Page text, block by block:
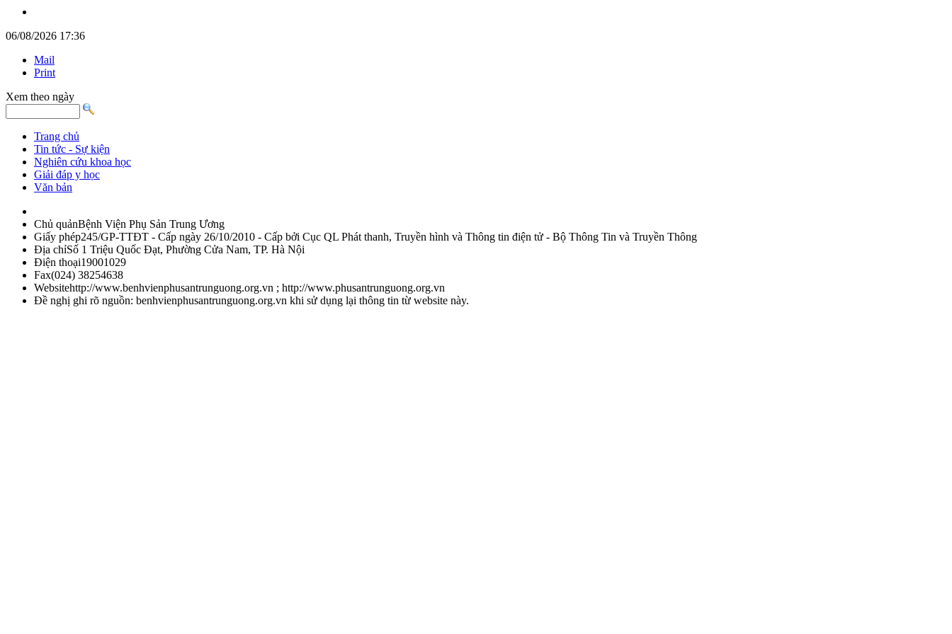
06/08/2026 17:36
Mail
Print
Xem theo ngày
Trang chủ
Tin tức - Sự kiện
Nghiên cứu khoa học
Giải đáp y học
Văn bản
Chủ quảnBệnh Viện Phụ Sản Trung Ương
Giấy phép245/GP-TTĐT - Cấp ngày 26/10/2010 - Cấp bởi Cục QL Phát thanh, Truyền hình và Thông tin điện tử - Bộ Thông Tin và Truyền Thông
Địa chỉSố 1 Triệu Quốc Đạt, Phường Cửa Nam, TP. Hà Nội
Điện thoại19001029
Fax(024) 38254638
Websitehttp://www.benhvienphusantrunguong.org.vn ; http://www.phusantrunguong.org.vn
Đề nghị ghi rõ nguồn: benhvienphusantrunguong.org.vn khi sử dụng lại thông tin từ website này.